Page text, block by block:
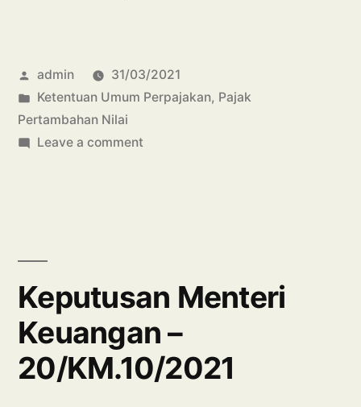
admin
31/03/2021
Ketentuan Umum Perpajakan, Pajak
Pertambahan Nilai
Leave a comment
Keputusan Menteri
Keuangan –
20/KM.10/2021